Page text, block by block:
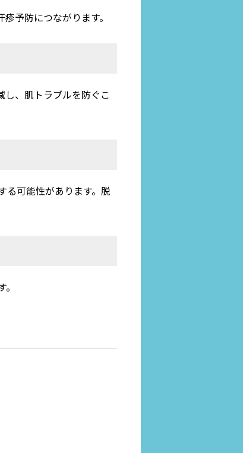
予防につながります。
、肌トラブルを防ぐこ
る可能性があります。脱